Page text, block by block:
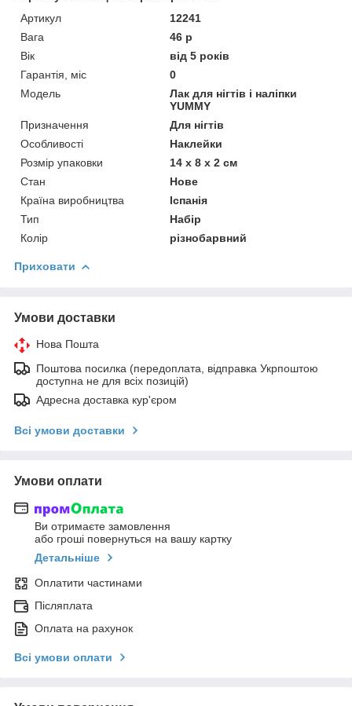
Артикул
12241
Вага
46 р
Вік
від 5 років
Гарантія, міс
0
Мoдель
Лак для нігтів і наліпки
YUMMY
Призначення
Для нігтів
Особливості
Наклейки
Розмір упаковки
14 х 8 х 2 см
Стан
Нове
Країна виробництва
Іспанія
Тип
Набір
Колір
різнобарвний
Приховати
Умови доставки
Нова Пошта
Поштова посилка (передоплата, відправка Укрпоштою
доступна не для всіх позицій)
Адресна доставка кур'єром
Всі умови доставки
Умови оплати
Ви отримаєте замовлення
або гроші повернуться на вашу картку
Детальніше
Оплатити частинами
Післяплата
Оплата на рахунок
Всі умови оплати